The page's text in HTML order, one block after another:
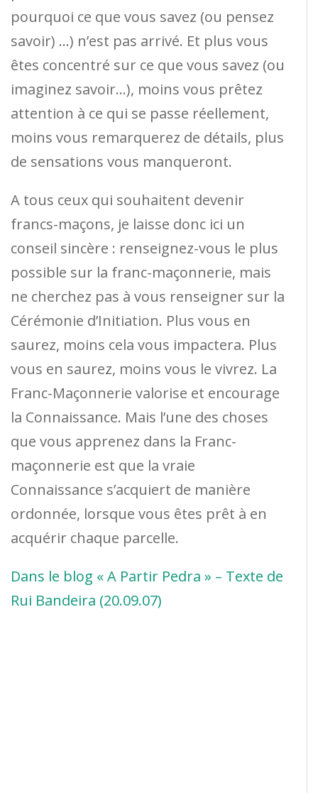
pourquoi ce que vous savez (ou pensez
savoir) …) n’est pas arrivé. Et plus vous
êtes concentré sur ce que vous savez (ou
imaginez savoir…), moins vous prêtez
attention à ce qui se passe réellement,
moins vous remarquerez de détails, plus
de sensations vous manqueront.
A tous ceux qui souhaitent devenir
francs-maçons, je laisse donc ici un
conseil sincère : renseignez-vous le plus
possible sur la franc-maçonnerie, mais
ne cherchez pas à vous renseigner sur la
Cérémonie d’Initiation. Plus vous en
saurez, moins cela vous impactera. Plus
vous en saurez, moins vous le vivrez. La
Franc-Maçonnerie valorise et encourage
la Connaissance. Mais l’une des choses
que vous apprenez dans la Franc-
maçonnerie est que la vraie
Connaissance s’acquiert de manière
ordonnée, lorsque vous êtes prêt à en
acquérir chaque parcelle.
Dans le blog « A Partir Pedra » – Texte de
Rui Bandeira (20.09.07)